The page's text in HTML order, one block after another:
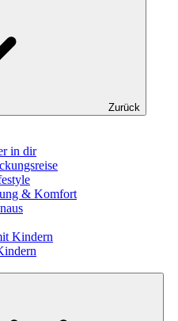
Zurück
in dir
& Komfort
Kindern